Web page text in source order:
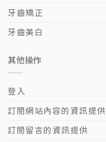
牙齒矯正
牙齒美白
其他操作
登入
訂閱網站內容的資訊提供
訂閱留言的資訊提供